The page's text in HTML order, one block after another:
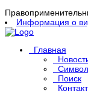
Информация о
Главная
Поиск